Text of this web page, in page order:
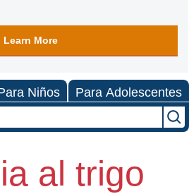
Learn More
Niños Para Adolescentes
al trigo